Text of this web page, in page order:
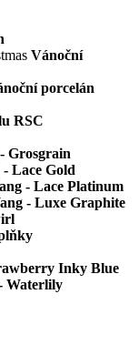
Vánoční
porcelán
RSC
Grosgrain
Lace Gold
- Lace Platinum
- Luxe Graphite
Inky Blue
Waterlily